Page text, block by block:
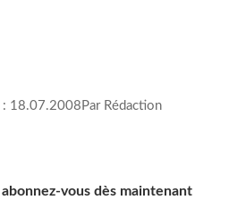
: 18.07.2008 Par Rédaction
vous dès maintenant